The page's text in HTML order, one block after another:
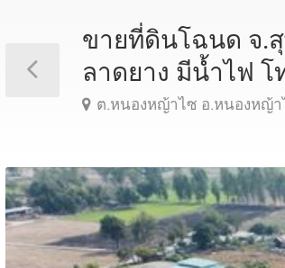
ขายที่ดินโฉนด จ.
ลาดยาง มีน้ำไฟ
ต.หนองหญ้าไซ อ.หนองหญ้